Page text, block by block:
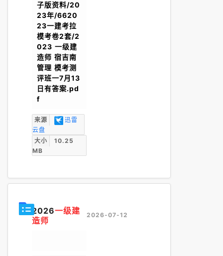
子版资料/20
23年/6620
23一建考拉
模考卷2套/2
023 一级建
造师 宿吉南
管理 模考测
评班一7月13
日有答案.pd
f
来源
迅雷
云盘
大小
10.25
MB
2026一级建
造师
2026-07-12